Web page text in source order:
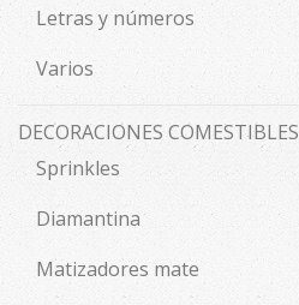
Letras y números
Varios
DECORACIONES COMESTIBLES
Sprinkles
Diamantina
Matizadores mate